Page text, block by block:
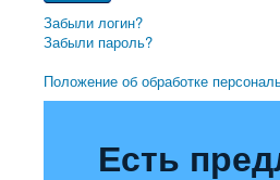
Забыли логин?
Забыли пароль?
Положение об обработке
Есть